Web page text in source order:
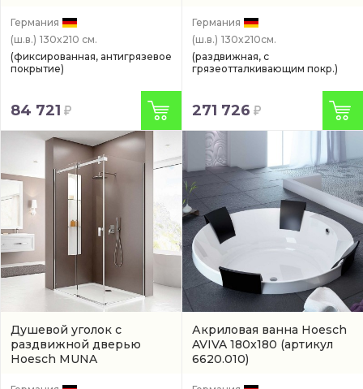
Германия
(ш.в.) 130x210 см.
(фиксированная, антигрязевое
покрытие)
84 721
хром(9228213.101401)
Германия
(ш.в.) 130x210см.
(раздвижная, с
грязеотталкивающим покр.)
271 726
Душевой уголок с
раздвижной дверью
Hoesch MUNA
Акриловая ванна Hoesch
AVIVA 180x180 (артикул
6620.010)